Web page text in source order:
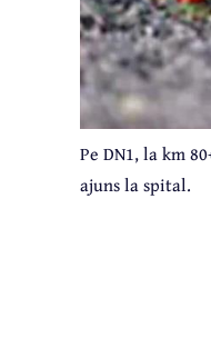
Pe DN1, la km
ajuns la spital.